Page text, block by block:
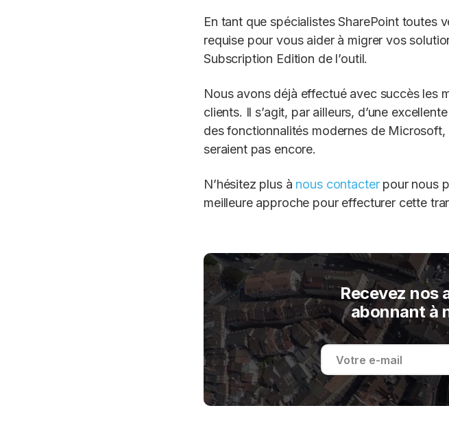
En tant que spécialistes SharePoint toutes
requise pour vous aider à migrer vos
Subscription Edition de l’outil.
Nous avons déjà effectué avec succès les
clients. Il s’agit, par ailleurs, d’une
des fonctionnalités modernes de
seraient pas encore.
N’hésitez plus à nous contacterpour nous
meilleure approche pour effecturer cette
Recevez nos
abonnant à